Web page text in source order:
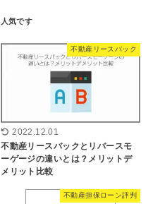
不動産リースバック
2022.12.01
不動産リースバックとリバースモ
ーゲージの違いとは？メリットデ
メリット比較
不動産担保ローン評判